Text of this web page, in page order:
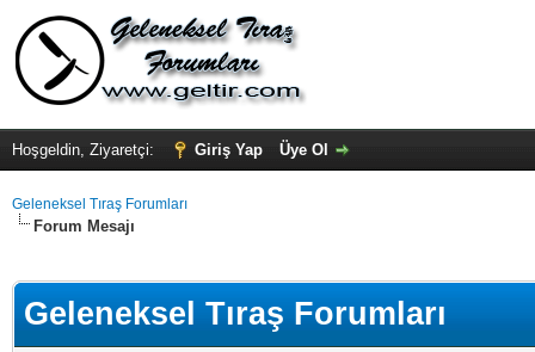
Hoşgeldin, Ziyaretçi: Giriş Yap Üye Ol
Geleneksel Tıraş Forumları
Forum Mesajı
Geleneksel Tıraş Forumları